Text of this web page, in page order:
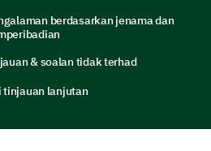
anda untuk menggunakan
berdasarkan jenama dan
& soalan tidak terhad
tinjauan lanjutan